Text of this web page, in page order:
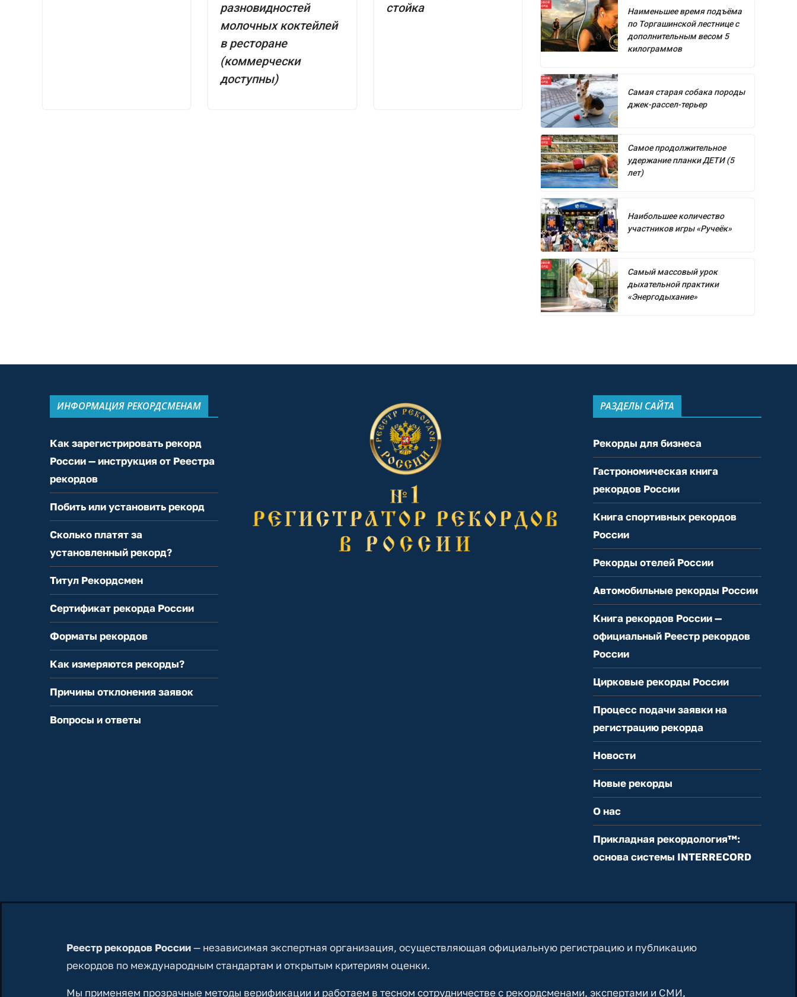
разновидностей
молочных коктейлей
в ресторане
(коммерчески
доступны)
стойка
Наименьшее время подъёма
по Торгашинской лестнице с
дополнительным весом 5
килограммов
Самая старая собака породы
джек-рассел-терьер
Самое продолжительное
удержание планки ДЕТИ (5
лет)
Наибольшее количество
участников игры «Ручеёк»
Самый массовый урок
дыхательной практики
«Энергодыхание»
ИНФОРМАЦИЯ РЕКОРДСМЕНАМ
Как зарегистрировать рекорд
России — инструкция от Реестра
рекордов
Побить или установить рекорд
Сколько платят за
установленный рекорд?
Титул Рекордсмен
Сертификат рекорда России
Форматы рекордов
Как измеряются рекорды?
Причины отклонения заявок
Вопросы и ответы
РАЗДЕЛЫ САЙТА
Рекорды для бизнеса
Гастрономическая книга
рекордов России
Книга спортивных рекордов
России
Рекорды отелей России
Автомобильные рекорды России
Книга рекордов России —
официальный Реестр рекордов
России
Цирковые рекорды России
Процесс подачи заявки на
регистрацию рекорда
Новости
Новые рекорды
О нас
Прикладная рекордология™:
основа системы INTERRECORD
Реестр рекордов России— независимая экспертная организация, осуществляющая официальную регистрацию и публикацию
рекордов по международным стандартам и открытым критериям оценки.
Мы применяем прозрачные методы верификации и работаем в тесном сотрудничестве с рекордсменами, экспертами и СМИ,